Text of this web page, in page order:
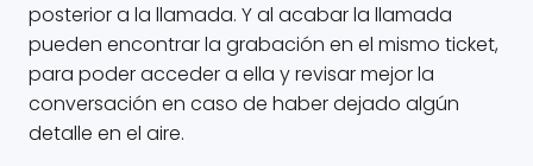
posterior a la llamada. Y al acabar la llamada
pueden encontrar la grabación en el mismo ticket,
para poder acceder a ella y revisar mejor la
conversación en caso de haber dejado algún
detalle en el aire.